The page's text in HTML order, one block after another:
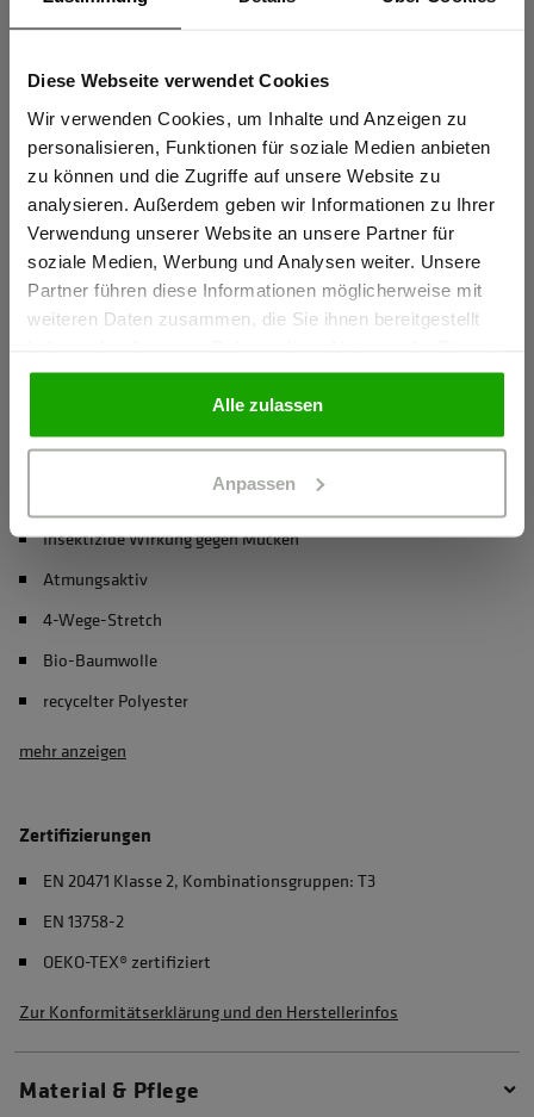
Diese Webseite verwendet Cookies
Wir verwenden Cookies, um Inhalte und Anzeigen zu
personalisieren, Funktionen für soziale Medien anbieten
zu können und die Zugriffe auf unsere Website zu
analysieren. Außerdem geben wir Informationen zu Ihrer
Verwendung unserer Website an unsere Partner für
soziale Medien, Werbung und Analysen weiter. Unsere
Partner führen diese Informationen möglicherweise mit
weiteren Daten zusammen, die Sie ihnen bereitgestellt
gesammelt haben.
Alle zulassen
Anpassen
Sportlicher Schnitt für perfekte Passform
Schulterreflexstreifen für erhöhte Sichtbarkeit
mehr anzeigen
Herstellerangaben
Schöffel PRO GmbH, Albert-Einstein-Strasse 1, 86830
Schwabmünchen, Deutschland
info@schoeffel-pro.com
Materialeigenschaften
Insektizide Wirkung gegen Mücken
Atmungsaktiv
4-Wege-Stretch
Bio-Baumwolle
recycelter Polyester
mehr anzeigen
Zertifizierungen
EN 20471 Klasse 2, Kombinationsgruppen: T3
EN 13758-2
OEKO-TEX® zertifiziert
Zur Konformitätserklärung und den Herstellerinfos
Material & Pflege
Sind Sie
Gewerbetreibender?
Ich bestätige, dass ich Gewerbetreibender bin. Alle
Preise werden netto ausgewiesen.